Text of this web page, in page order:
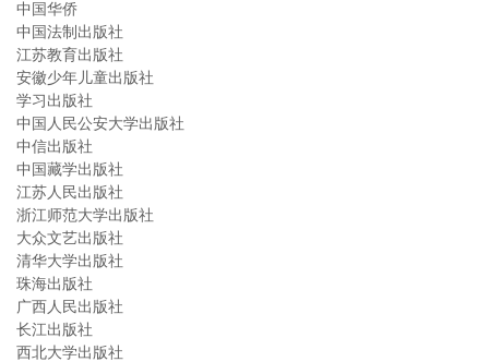
中国华侨
中国法制出版社
江苏教育出版社
安徽少年儿童出版社
学习出版社
中国人民公安大学出版社
中信出版社
中国藏学出版社
江苏人民出版社
浙江师范大学出版社
大众文艺出版社
清华大学出版社
珠海出版社
广西人民出版社
长江出版社
西北大学出版社